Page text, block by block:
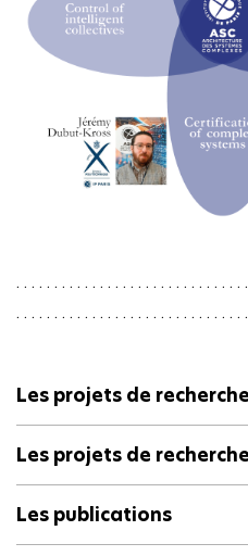
. . . . . . . . . . . . . . . . . . . . . . . . . . . . .
. . . . . . . . . . . . . . . . . . . . . . . . . . . . . .
Les projets de
Les projets de
Les publications